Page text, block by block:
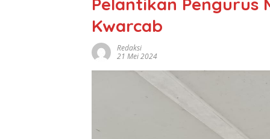
Kwarcab
Redaksi
21 Mei 2024